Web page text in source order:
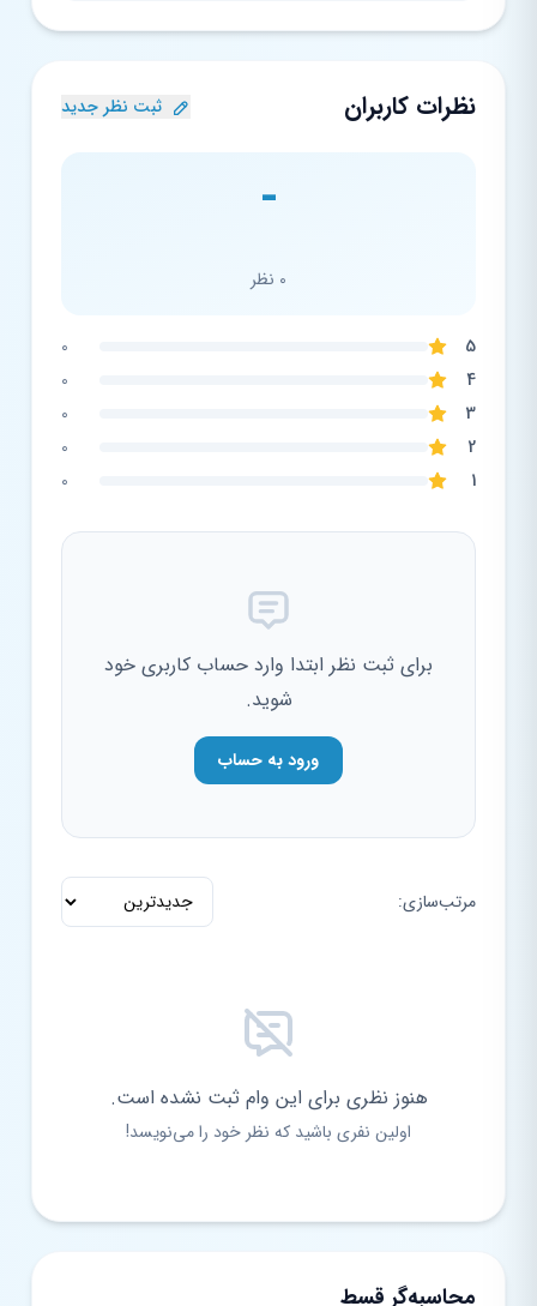
نظرات کاربران
-
0 نظر
5
0
4
0
3
0
2
0
1
0
برای ثبت نظر ابتدا وارد حساب کاربری خود
شوید.
ورود به حساب
مرتب‌سازی:
هنوز نظری برای این وام ثبت نشده است.
اولین نفری باشید که نظر خود را می‌نویسد!
محاسبه‌گر قسط